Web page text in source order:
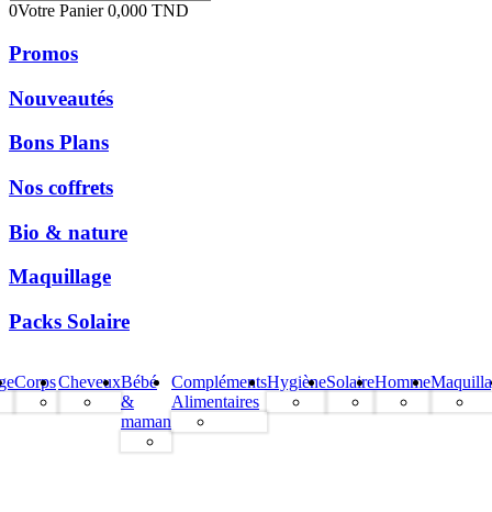
0Votre Panier0,000 TND
Promos
Nouveautés
Bons Plans
Nos coffrets
Bio & nature
Maquillage
Packs Solaire
CorpsCheveuxBébé
&
maman
Compléments
Alimentaires
HygièneSolaireHomme